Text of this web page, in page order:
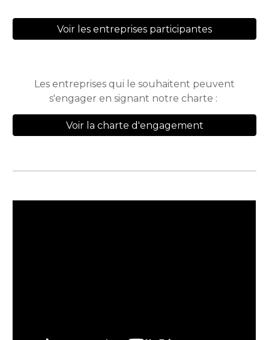
Voir les entreprises participantes
Les entreprises qui le souhaitent peuvent
s'engager en signant notre charte :
Voir la charte d'engagement